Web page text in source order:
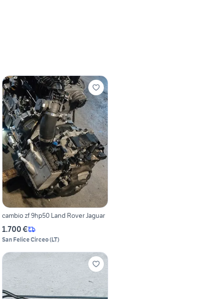
cambio zf 9hp50 Land Rover Jaguar
1.700 €
San Felice Circeo(LT)